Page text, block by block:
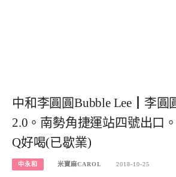
中和李圓圓Bubble Lee┃李圓
2.0。南勢角捷運站四號出口
Q好喝(已歇業)
中永和 米寶麻CAROL 2018-10-25